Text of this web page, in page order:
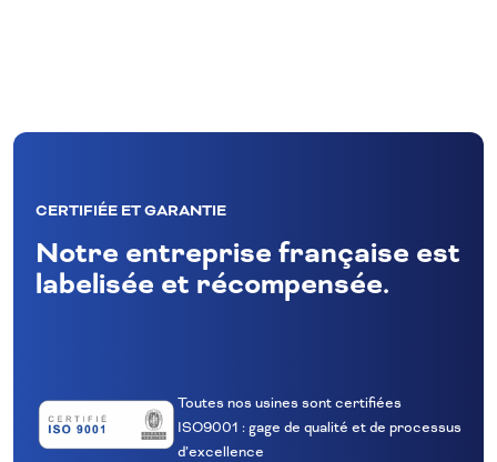
CERTIFIÉE ET GARANTIE
Notre entreprise française est
labelisée et récompensée.
Toutes nos usines sont certifiées
ISO9001 : gage de qualité et de processus
d’excellence